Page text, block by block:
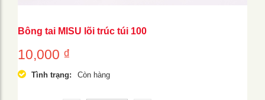
Bông tai MISU lõi trúc túi 100
10,000 ₫
Tình trạng: Còn hàng